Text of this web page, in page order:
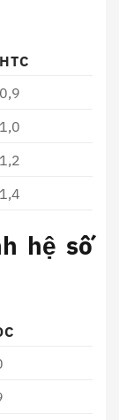
HTC
0,9
1,0
1,2
1,4
hệ số